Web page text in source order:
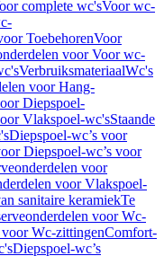
complete wc'sVoor wc-
ToebehorenVoor
voor Voor wc-
VerbruiksmateriaalWc's
voor Hang-
Diepspoel-
Vlakspoel-wc'sStaande
Diepspoel-wc’s voor
Diepspoel-wc’s voor
voor
voor Vlakspoel-
sanitaire keramiekTe
voor Wc-
Wc-zittingenComfort-
Diepspoel-wc’s